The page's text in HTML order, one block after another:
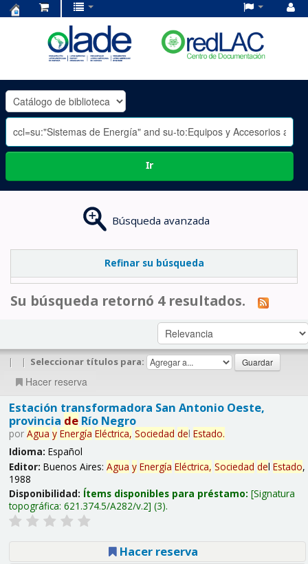
OLADE
-
Ir
Búsqueda avanzada
Refinar su búsqueda
Su búsqueda retornó 4 resultados.
| | Seleccionar títulos para:
Hacer reserva
Estación transformadora San Antonio Oeste,
provincia deRío Negro
por Agua y Energía Eléctrica, Sociedad del Estado.
Idioma: Español
Editor: Buenos Aires: Agua y Energía Eléctrica, Sociedad del Estado,
1988
Disponibilidad: Ítems disponibles para préstamo: Signatura
topográfica: 621.374.5/A282/v.2 (3).
Hacer reserva